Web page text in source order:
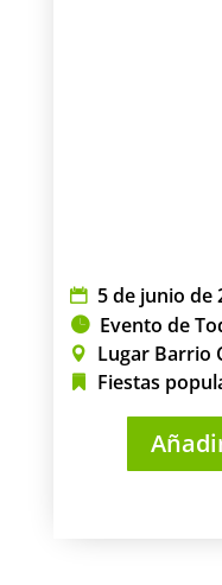
5 de junio de
Evento de
Lugar Barrio
Fiestas